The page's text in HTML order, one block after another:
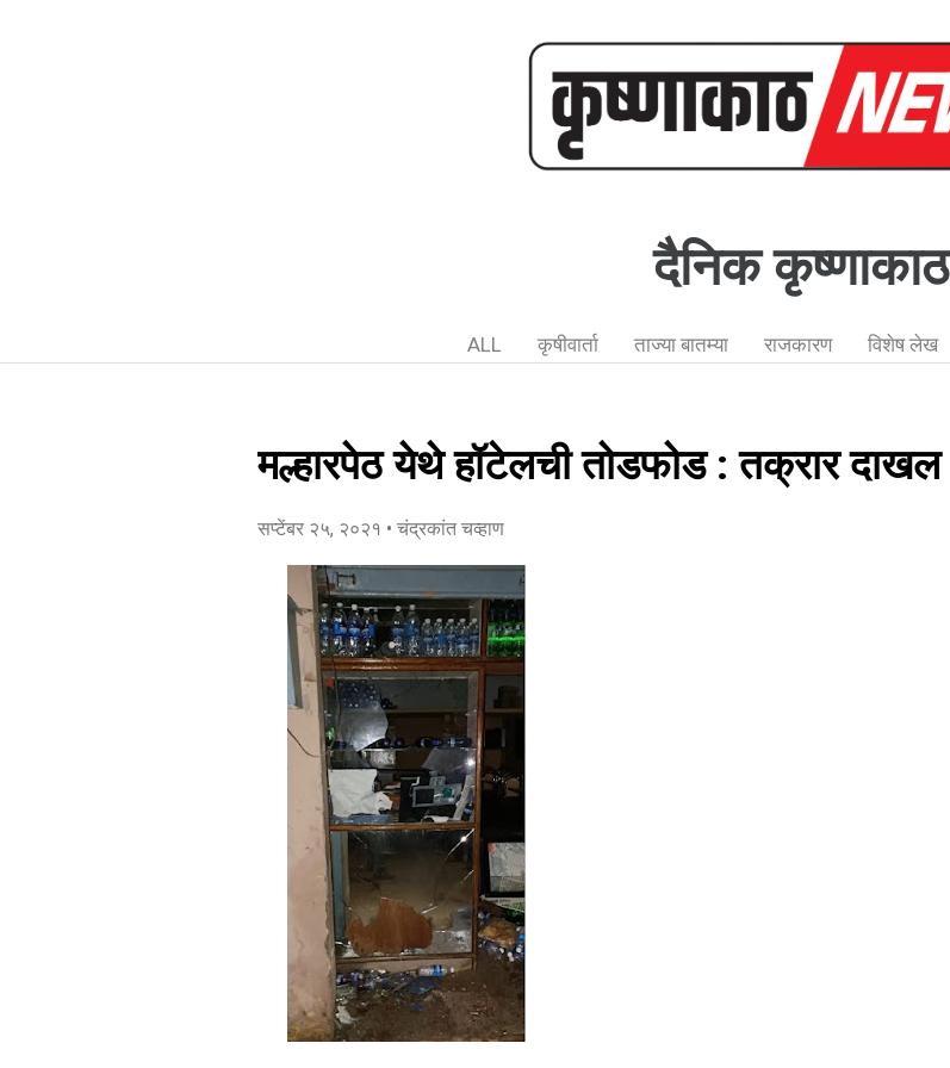
दैनिक कृष्णाकाठ
ALL कृषीवार्ता ताज्या बातम्या राजकारण विशेष लेख
मल्हारपेठ येथे हॉटेलची तोडफोड : तक्रार दाखल
सप्टेंबर २५, २०२१ • चंद्रकांत चव्हाण